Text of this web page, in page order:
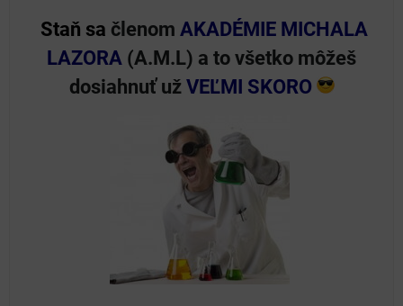
Staň sa členom AKADÉMIE MICHALA
LAZORA (A.M.L) a to všetko môžeš
dosiahnuť už VEĽMI SKORO